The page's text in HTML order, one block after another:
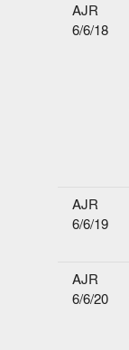
AJR
6/6/18
AJR
6/6/19
AJR
6/6/20